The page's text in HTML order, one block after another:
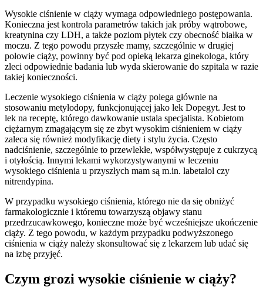
Wysokie ciśnienie w ciąży wymaga odpowiedniego postępowania.
Konieczna jest kontrola parametrów takich jak próby wątrobowe,
kreatynina czy LDH, a także poziom płytek czy obecność białka w
moczu. Z tego powodu przyszłe mamy, szczególnie w drugiej
połowie ciąży, powinny być pod opieką lekarza ginekologa, który
zleci odpowiednie badania lub wyda skierowanie do szpitala w razie
takiej konieczności.
Leczenie wysokiego ciśnienia w ciąży polega głównie na
stosowaniu metylodopy, funkcjonującej jako lek Dopegyt. Jest to
lek na receptę, którego dawkowanie ustala specjalista. Kobietom
ciężarnym zmagającym się ze zbyt wysokim ciśnieniem w ciąży
zaleca się również modyfikację diety i stylu życia. Często
nadciśnienie, szczególnie to przewlekłe, współwystępuje z cukrzycą
i otyłością. Innymi lekami wykorzystywanymi w leczeniu
wysokiego ciśnienia u przyszłych mam są m.in. labetalol czy
nitrendypina.
W przypadku wysokiego ciśnienia, którego nie da się obniżyć
farmakologicznie i któremu towarzyszą objawy stanu
przedrzucawkowego, konieczne może być wcześniejsze ukończenie
ciąży. Z tego powodu, w każdym przypadku podwyższonego
ciśnienia w ciąży należy skonsultować się z lekarzem lub udać się
na izbę przyjęć.
Czym grozi wysokie ciśnienie w ciąży?